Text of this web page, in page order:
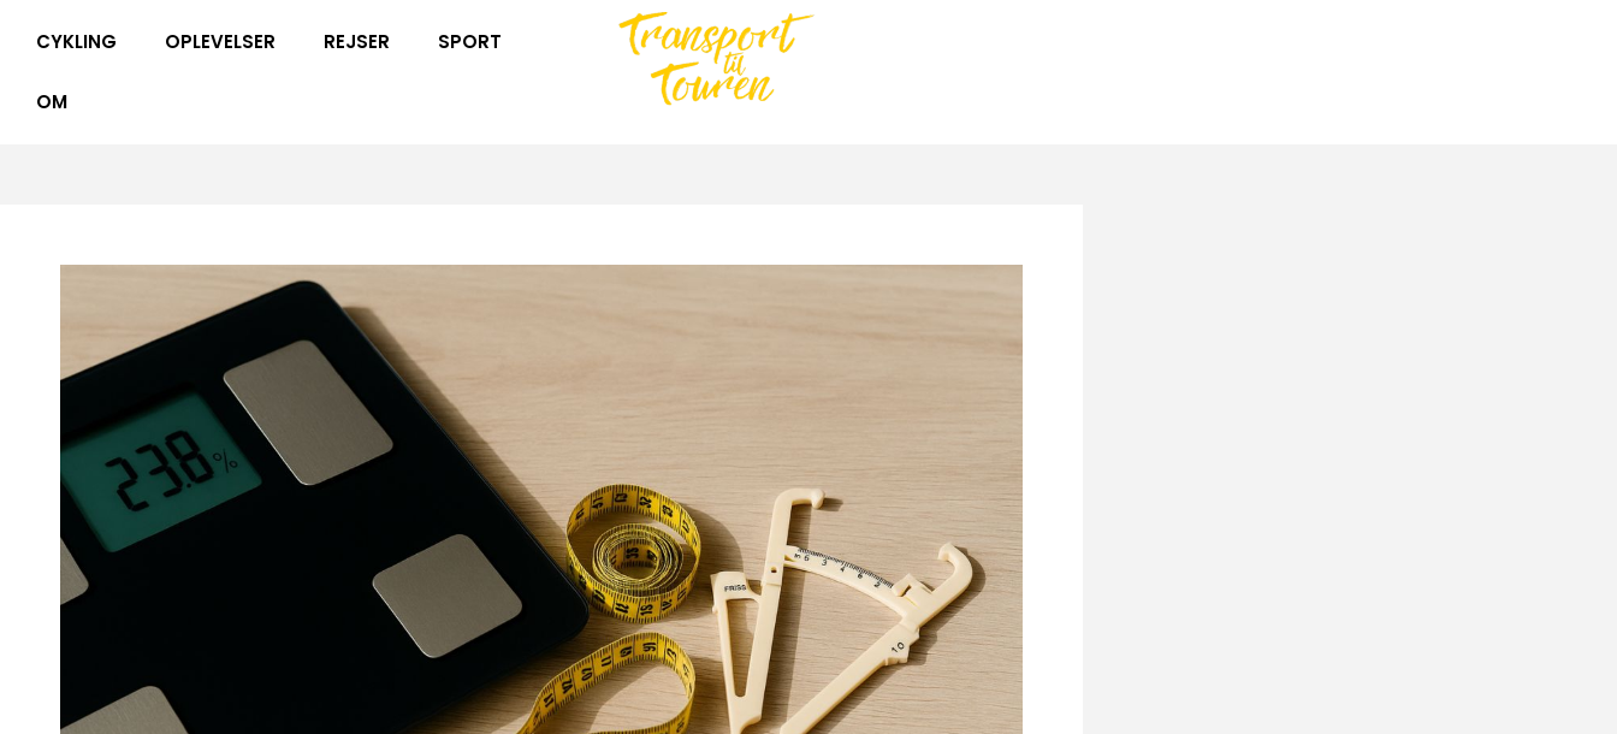
CYKLING OPLEVELSER REJSER SPORT
OM